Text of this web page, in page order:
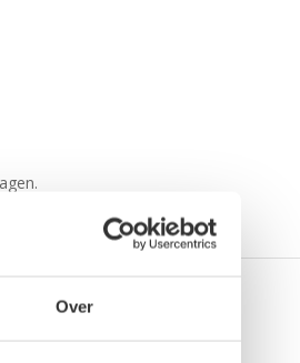
Over